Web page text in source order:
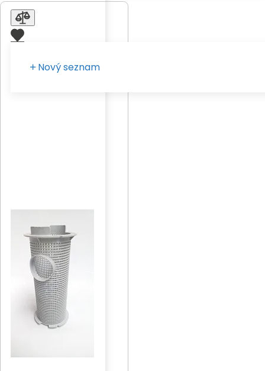
Nový seznam
Zadejte vaše pojmenování seznamu